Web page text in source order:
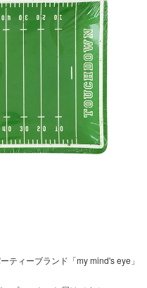
ティーブランド「my mind's eye」